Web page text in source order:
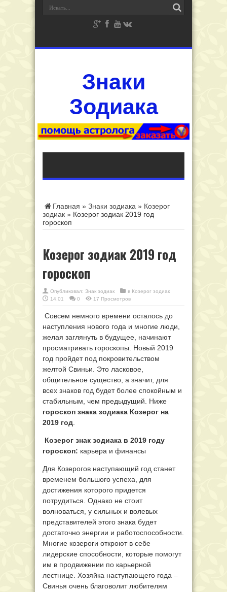
Знаки
Зодиака
Главная » Знаки зодиака » Козерог
зодиак » Козерог зодиак 2019 год
гороскоп
Козерог зодиак 2019 год
гороскоп
Опубликовал: Знак зодиак в Козерог зодиак
14.01
0 17 Просмотров
Совсем немного времени осталось до
наступления нового года и многие люди,
желая заглянуть в будущее, начинают
просматривать гороскопы. Новый 2019
год пройдет под покровительством
желтой Свиньи. Это ласковое,
общительное существо, а значит, для
всех знаков год будет более спокойным и
стабильным, чем предыдущий. Ниже
гороскоп знака зодиака Козерог на
2019 год
Козерог знак зодиака в 2019 году
гороскоп: карьера и финансы
Для Козерогов наступающий год станет
временем большого успеха, для
достижения которого придется
потрудиться. Однако не стоит
волноваться, у сильных и волевых
представителей этого знака будет
достаточно энергии и работоспособности.
Многие козероги откроют в себе
лидерские способности, которые помогут
им в продвижении по карьерной
лестнице. Хозяйка наступающего года –
Свинья очень благоволит любителям